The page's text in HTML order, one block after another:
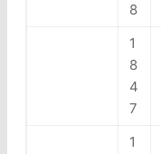
8
1
8
4
7
1